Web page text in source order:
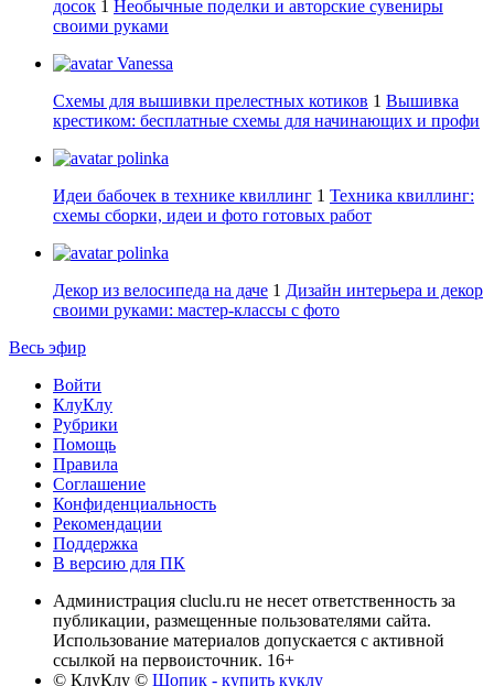
досок 1 Необычные поделки и авторские сувениры
своими руками
Vanessa
Схемы для вышивки прелестных котиков 1 Вышивка
крестиком: бесплатные схемы для начинающих и профи
polinka
Идеи бабочек в технике квиллинг 1 Техника квиллинг:
схемы сборки, идеи и фото готовых работ
polinka
Декор из велосипеда на даче 1 Дизайн интерьера и декор
своими руками: мастер-классы с фото
Весь эфир
Войти
КлуКлу
Рубрики
Помощь
Правила
Соглашение
Конфиденциальность
Рекомендации
Поддержка
В версию для ПК
Администрация cluclu.ru не несет ответственность за
публикации, размещенные пользователями сайта.
Использование материалов допускается с активной
ссылкой на первоисточник. 16+
© КлуКлу © Шопик - купить куклу